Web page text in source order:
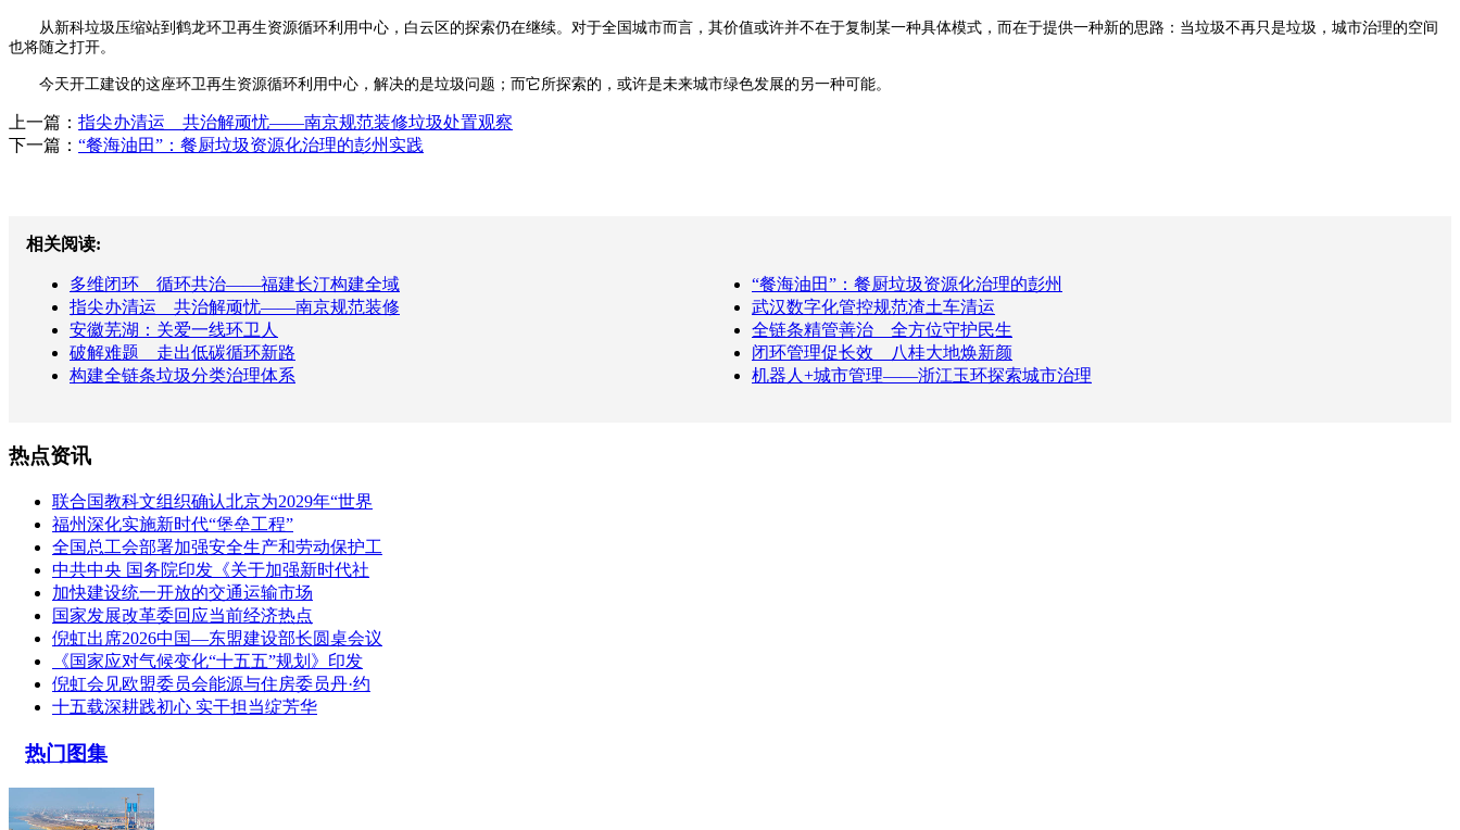
从新科垃圾压缩站到鹤龙环卫再生资源循环利用中心，白云区的探索仍在继续。对于全国城市而言，其价值或许并不在于复制某一种具体模式，而在于提供一种新的思路：当垃圾不再只是垃圾，城市治理的空间
也将随之打开。
今天开工建设的这座环卫再生资源循环利用中心，解决的是垃圾问题；而它所探索的，或许是未来城市绿色发展的另一种可能。
上一篇： 指尖办清运 共治解顽忧——南京规范装修垃圾处置观察
下一篇： “餐海油田”：餐厨垃圾资源化治理的彭州实践
相关阅读:
多维闭环 循环共治——福建长汀构建全域
“餐海油田”：餐厨垃圾资源化治理的彭州
指尖办清运 共治解顽忧——南京规范装修
武汉数字化管控规范渣土车清运
安徽芜湖：关爱一线环卫人
全链条精管善治 全方位守护民生
破解难题 走出低碳循环新路
闭环管理促长效 八桂大地焕新颜
构建全链条垃圾分类治理体系
机器人+城市管理——浙江玉环探索城市治理
热点资讯
联合国教科文组织确认北京为2029年“世界
福州深化实施新时代“堡垒工程”
全国总工会部署加强安全生产和劳动保护工
中共中央 国务院印发《关于加强新时代社
加快建设统一开放的交通运输市场
国家发展改革委回应当前经济热点
倪虹出席2026中国—东盟建设部长圆桌会议
《国家应对气候变化“十五五”规划》印发
倪虹会见欧盟委员会能源与住房委员丹·约
十五载深耕践初心 实干担当绽芳华
热门图集